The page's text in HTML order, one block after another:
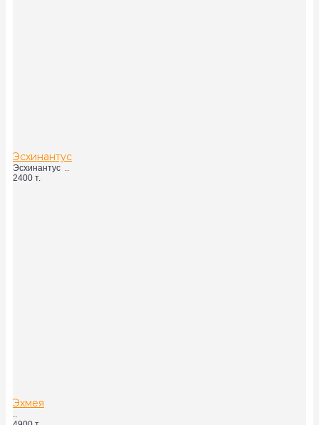
Эсхинантус
Эсхинантус ..
2400 т.
Эхмея
..